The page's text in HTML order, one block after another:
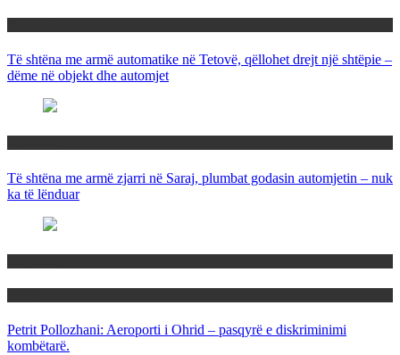
Të shtëna me armë automatike në Tetovë, qëllohet drejt një shtëpie –
dëme në objekt dhe automjet
Të shtëna me armë zjarri në Saraj, plumbat godasin automjetin – nuk
ka të lënduar
Petrit Pollozhani: Aeroporti i Ohrid – pasqyrë e diskriminimi
kombëtarë.